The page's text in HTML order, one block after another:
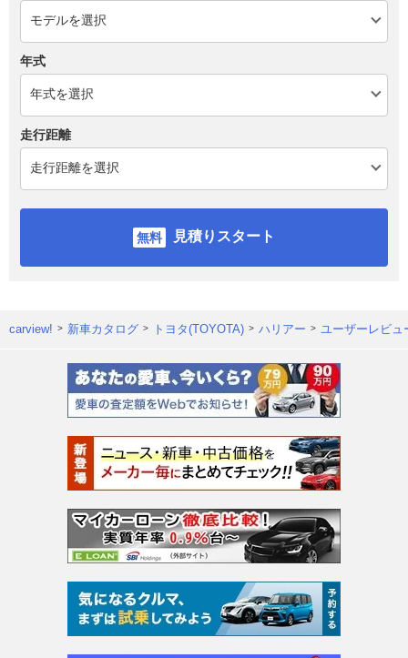
年式
走行距離
見積りスタート
carview! 新車カタログ トヨタ(TOYOTA) ハリアー ユーザーレビュ